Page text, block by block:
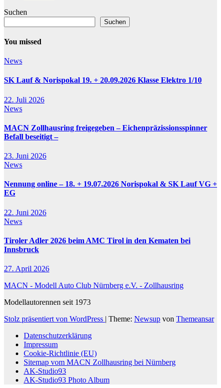
Suchen
Suchen
You missed
News
SK Lauf & Norispokal 19. + 20.09.2026 Klasse Elektro 1/10
22. Juli 2026
News
MACN Zollhausring freigegeben – Eichenpräzissionsspinner
Befall beseitigt –
23. Juni 2026
News
Nennung online – 18. + 19.07.2026 Norispokal & SK Lauf VG +
EG
22. Juni 2026
News
Tiroler Adler 2026 beim AMC Tirol in den Kematen bei
Innsbruck
27. April 2026
MACN - Modell Auto Club Nürnberg e.V. - Zollhausring
Modellautorennen seit 1973
Stolz präsentiert von WordPress | Theme: Newsup von Themeansar
Datenschutzerklärung
Impressum
Cookie-Richtlinie (EU)
Sitemap vom MACN Zollhausring bei Nürnberg
AK-Studio93
AK-Studio93 Photo Album